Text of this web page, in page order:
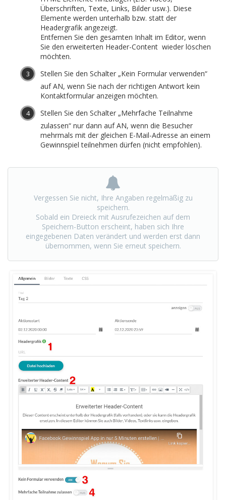
Überschriften, Texte, Links, Bilder usw.). Diese
Elemente werden unterhalb bzw. statt der
Headergrafik angezeigt.
Entfernen Sie den gesamten Inhalt im Editor, wenn
Sie den erweiterten Header-Content wieder löschen
möchten.
Stellen Sie den Schalter „Kein Formular verwenden“
auf AN, wenn Sie nach der richtigen Antwort kein
Kontaktformular anzeigen möchten.
Stellen Sie den Schalter „Mehrfache Teilnahme
zulassen“ nur dann auf AN, wenn die Besucher
mehrmals mit der gleichen E-Mail-Adresse an einem
Gewinnspiel teilnehmen dürfen (nicht empfohlen).
Vergessen Sie nicht, Ihre Angaben regelmäßig zu
speichern.
Sobald ein Dreieck mit Ausrufezeichen auf dem
Speichern-Button erscheint, haben sich Ihre
eingegebenen Daten verändert und werden erst dann
übernommen, wenn Sie erneut speichern.